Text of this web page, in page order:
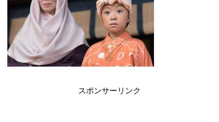
スポンサーリンク